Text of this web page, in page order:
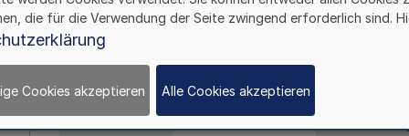
Verordnung über die
Nordrhein-Westfalen
die für die Verwendung der Seite zwingend erforderlich sind.
Cookies akzeptieren Alle Cookies akzeptieren